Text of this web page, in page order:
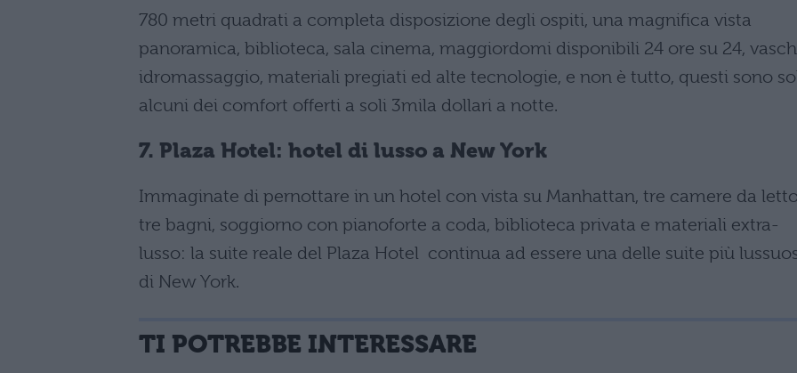
780 metri quadrati a completa disposizione degli ospiti, una magnifica vista
panoramica, biblioteca, sala cinema, maggiordomi disponibili 24 ore su 24,
idromassaggio, materiali pregiati ed alte tecnologie, e non è tutto, questi sono
alcuni dei comfort offerti a soli 3mila dollari a notte.
7. Plaza Hotel: hotel di lusso a New York
Immaginate di pernottare in un hotel con vista su Manhattan, tre camere da
tre bagni, soggiorno con pianoforte a coda, biblioteca privata e materiali extra-
lusso: la suite reale del Plaza Hotel continua ad essere una delle suite più
di New York.
TI POTREBBE INTERESSARE